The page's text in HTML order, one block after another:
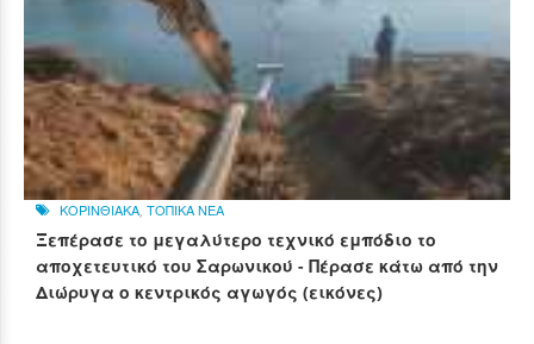
ΚΟΡΙΝΘΙΑΚΑ ΤΟΠΙΚΑ ΝΕΑ
Ξεπέρασε το μεγαλύτερο τεχνικό εμπόδιο το
αποχετευτικό του Σαρωνικού - Πέρασε κάτω από την
Διώρυγα ο κεντρικός αγωγός (εικόνες)